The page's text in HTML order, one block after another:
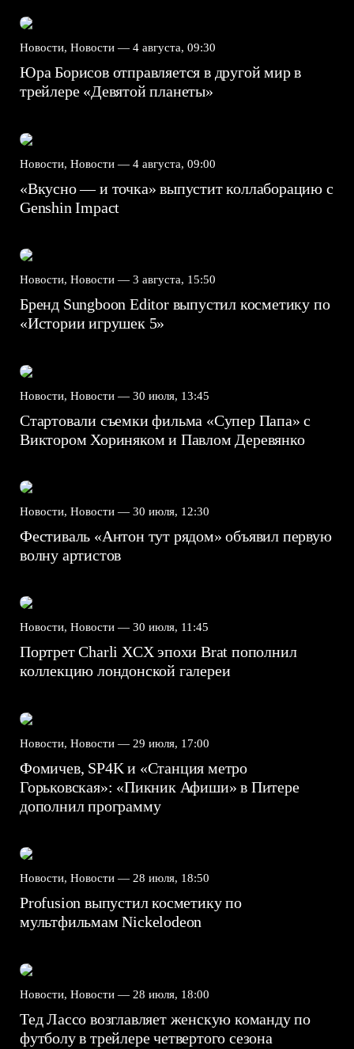
Новости, Новости — 4 августа, 09:30
Юра Борисов отправляется в другой мир в
трейлере «Девятой планеты»
Новости, Новости — 4 августа, 09:00
«Вкусно — и точка» выпустит коллаборацию с
Genshin Impact⁠⁠
Новости, Новости — 3 августа, 15:50
Бренд Sungboon Editor выпустил косметику по
«Истории игрушек 5»
Новости, Новости — 30 июля, 13:45
Стартовали съемки фильма «Супер Папа» с
Виктором Хориняком и Павлом Деревянко
Новости, Новости — 30 июля, 12:30
Фестиваль «Антон тут рядом» объявил первую
волну артистов
Новости, Новости — 30 июля, 11:45
Портрет Charli XCX эпохи Brat пополнил
коллекцию лондонской галереи
Новости, Новости — 29 июля, 17:00
Фомичев, SP4K и «Станция метро
Горьковская»: «Пикник Афиши» в Питере
дополнил программу
Новости, Новости — 28 июля, 18:50
Profusion выпустил косметику по
мультфильмам Nickelodeon
Новости, Новости — 28 июля, 18:00
Тед Лассо возглавляет женскую команду по
футболу в трейлере четвертого сезона